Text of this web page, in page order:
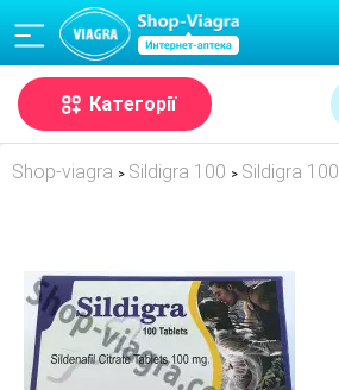
(068)
Категорії
Shop-viagra > Sildigra 100 > Sildigra 100